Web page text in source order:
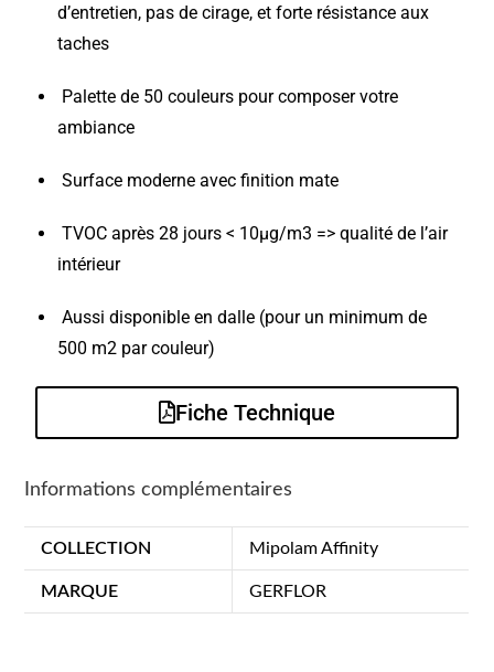
d’entretien, pas de cirage, et forte résistance aux
taches
Palette de 50 couleurs pour composer votre
ambiance
Surface moderne avec finition mate
TVOC après 28 jours < 10µg/m3 => qualité de l’air
intérieur
Aussi disponible en dalle (pour un minimum de
500 m2 par couleur)
Fiche Technique
Informations complémentaires
COLLECTION Mipolam Affinity
MARQUE GERFLOR